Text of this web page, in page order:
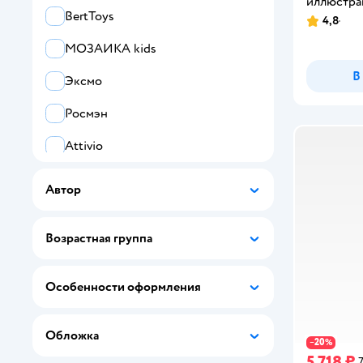
Рейтинг:
4,8
В
−20%
BertToys
МОЗАИКА kids
Эксмо
Росмэн
Attivio
Проф-Пресс
Махаон
Автор
Возрастная группа
Особенности оформления
Обложка